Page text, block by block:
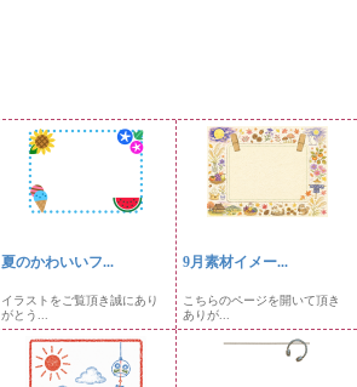
夏のかわいいフ...
イラストをご覧頂き誠にあり
がとう...
9月素材イメー...
こちらのページを開いて頂き
ありが...